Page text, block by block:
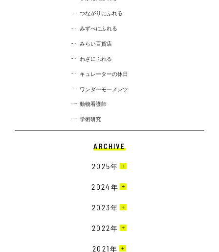
つながりにふれる
みずべにふれる
みらい百貨店
わざにふれる
キュレーターの休日
ワンダーモーメンツ
動物看護師
学術研究
ARCHIVE
2025年
3月［4］
2024 年
12月［10］
2023年
12月［9］
2022年
12月［22］
2021年